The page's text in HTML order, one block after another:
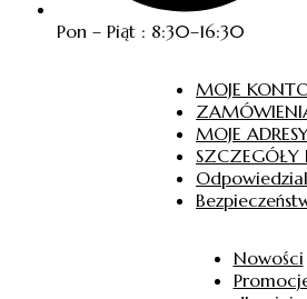
Pon – Piąt : 8:30–16:30
MOJE
MOJE
SZCZEGÓŁY
Nowości